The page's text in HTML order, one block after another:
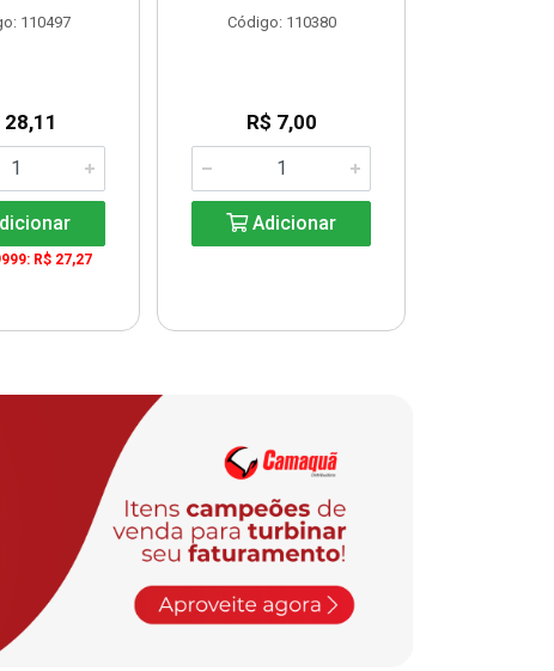
110497
28,11
R$ 27,27
Código: 110380
R$ 7,00
Adicionar